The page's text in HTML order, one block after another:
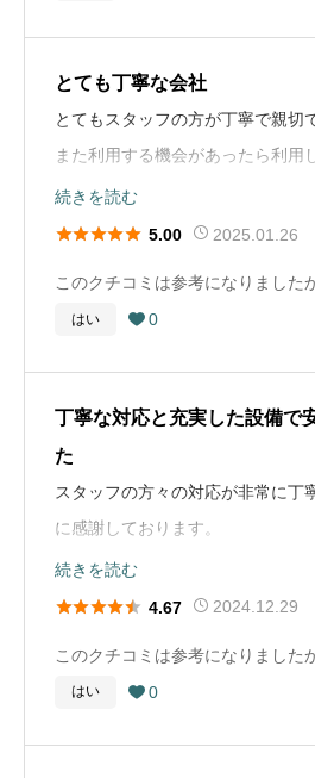
葬儀の種類 家族葬
葬儀の料金
葬儀の料金 88万円
応」の2点だと思いました。費用
明が丁寧な葬儀社、そして遺族の
葬儀の年 2023年
とても丁寧な会社
とてもスタッフの方が丁寧で親切
また利用する機会があったら利用
す。
そして感謝の気持ちでいっぱいで
葬儀社選びのアドバイス
事が大切だと思います。あとはネ
切です。
お葬式の概要
葬儀の年 2022年
葬儀の場所
続きを読む
 5.00 2025.01.26
このクチコミは参考になりました
はい  0
丁寧な対応と充実した設備で
た
スタッフの方々の対応が非常に丁
に感謝しております。
式場の設備も整っており、参列者
ができました。
続きを読む
 4.67 2024.12.29
このクチコミは参考になりました
はい  0